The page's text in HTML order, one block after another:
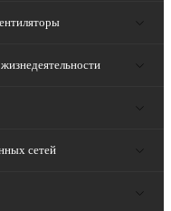
сетей